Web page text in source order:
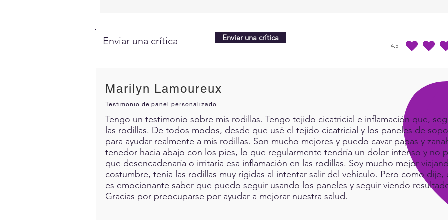
and
Enviar una crítica Enviar una crítica
4.5
la calificación
Marilyn Lamoureux
Testimonio de panel personalizado
Tengo un testimonio sobre mis rodillas. Tengo tejido cicatricial e inflamación que,
las rodillas. De todos modos, desde que usé el tejido cicatricial y los paneles de
para ayudar realmente a mis rodillas. Son mucho mejores y puedo cavar papas y
tenedor hacia abajo con los pies, lo que regularmente tendría un dolor intenso y no
que desencadenaría o irritaría esa inflamación en las rodillas. Soy mucho mejor
costumbre, tenía las rodillas muy rígidas al intentar salir del vehículo. Pero como
es emocionante saber que puedo seguir usando los paneles y seguir viendo
Gracias por preocuparse por ayudar a mejorar nuestra salud.